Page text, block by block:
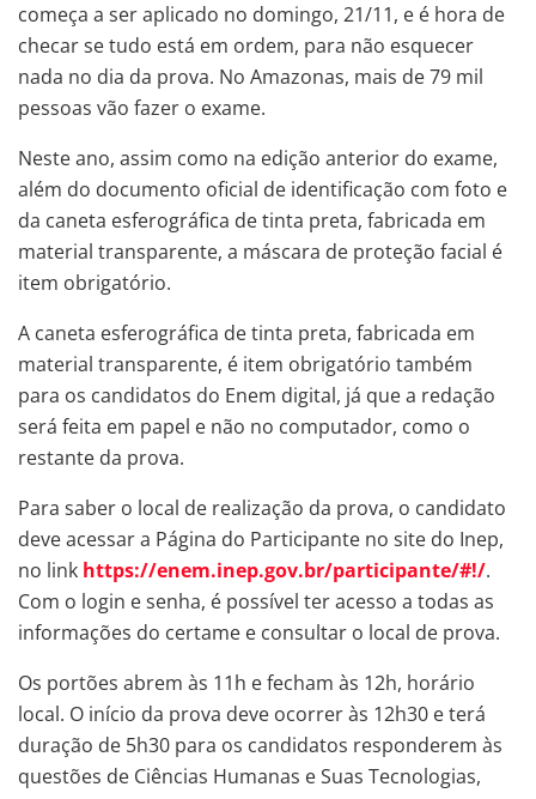
começa a ser aplicado no domingo, 21/11, e é hora de
checar se tudo está em ordem, para não esquecer
nada no dia da prova. No Amazonas, mais de 79 mil
pessoas vão fazer o exame.
Neste ano, assim como na edição anterior do exame,
além do documento oficial de identificação com foto e
da caneta esferográfica de tinta preta, fabricada em
material transparente, a máscara de proteção facial é
item obrigatório.
A caneta esferográfica de tinta preta, fabricada em
material transparente, é item obrigatório também
para os candidatos do Enem digital, já que a redação
será feita em papel e não no computador, como o
restante da prova.
Para saber o local de realização da prova, o candidato
deve acessar a Página do Participante no site do Inep,
no link https://enem.inep.gov.br/participante/#!/.
Com o login e senha, é possível ter acesso a todas as
informações do certame e consultar o local de prova.
Os portões abrem às 11h e fecham às 12h, horário
local. O início da prova deve ocorrer às 12h30 e terá
duração de 5h30 para os candidatos responderem às
questões de Ciências Humanas e Suas Tecnologias,